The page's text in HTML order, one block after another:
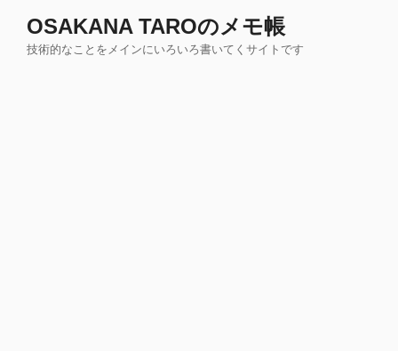
OSAKANA TAROのメモ帳
技術的なことをメインにいろいろ書いてくサイトです